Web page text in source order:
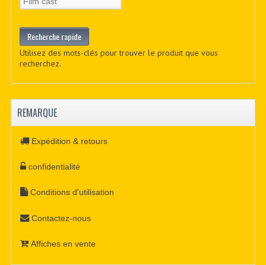
Utilisez des mots-clés pour trouver le produit que vous
recherchez.
REMARQUE
Expédition & retours
confidentialité
Conditions d'utilisation
Contactez-nous
Affiches en vente